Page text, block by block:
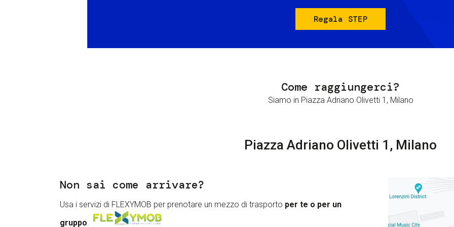
Regala STEP
Come raggiungerci?
Siamo in Piazza Adriano Olivetti 1, Milano
Piazza Adriano Olivetti 1, Milano
Non sai come arrivare?
Usa i servizi di FLEXYMOB per prenotare un mezzo di trasporto per te o per un
gruppo .